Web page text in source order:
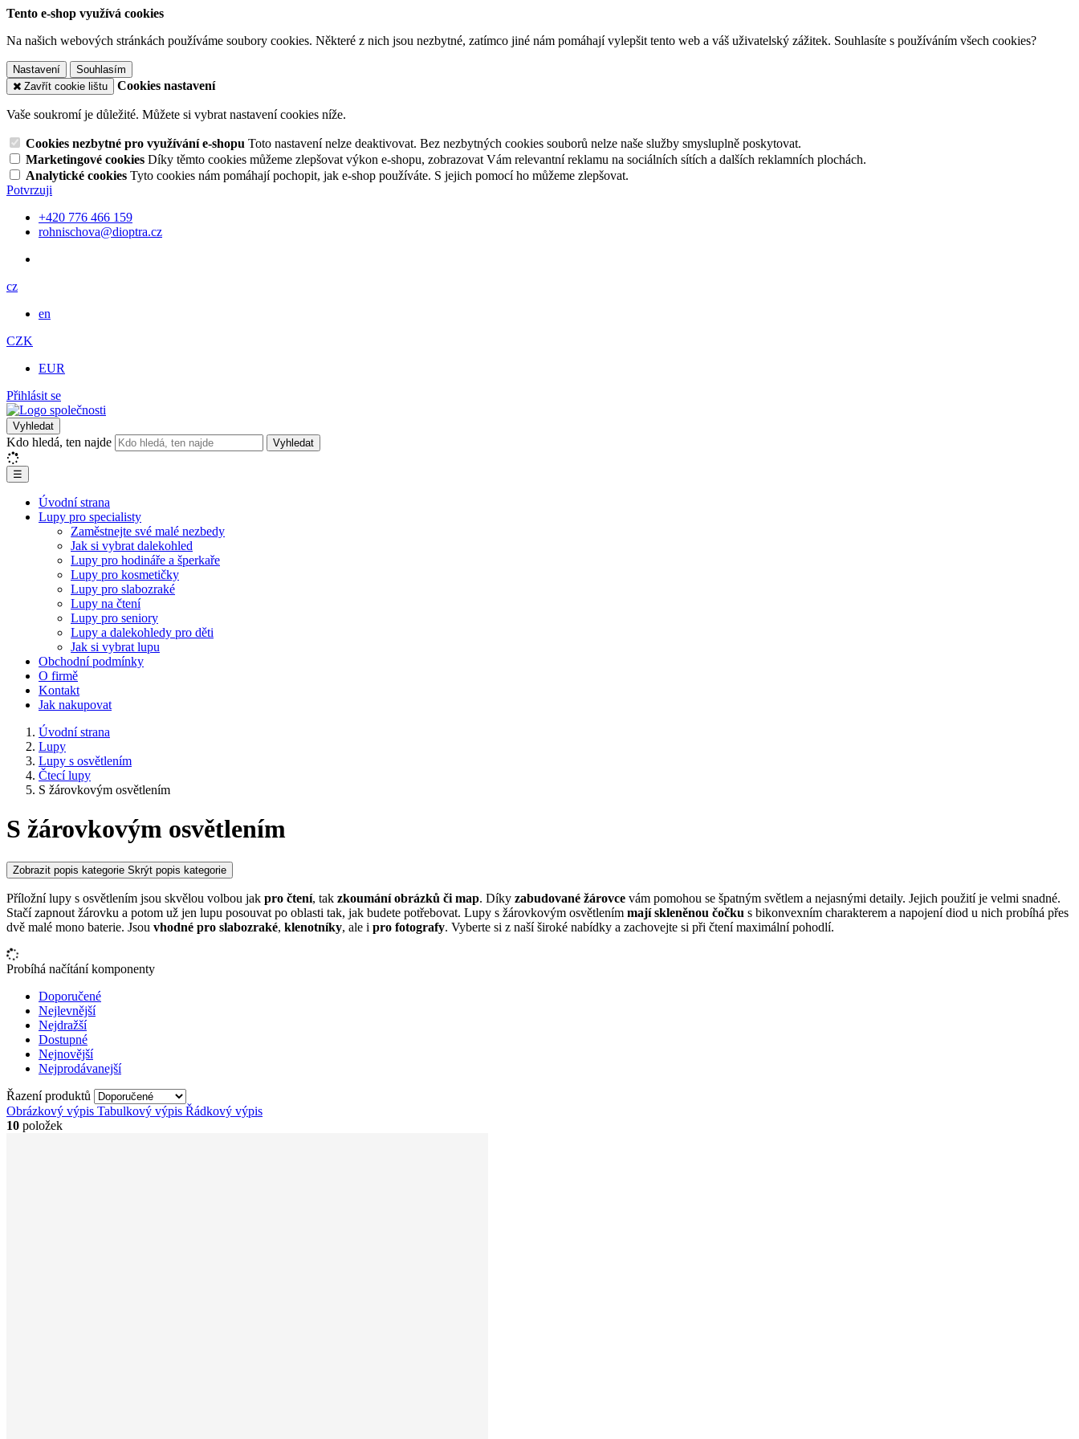
Tento e-shop využívá cookies
Na našich webových stránkách používáme soubory cookies. Některé z nich jsou nezbytné, zatímco jiné nám pomáhají vylepšit tento web a váš uživatelský zážitek. Souhlasíte s používáním všech cookies?
Nastavení
Souhlasím
Zavřít cookie lištu
Cookies nastavení
Vaše soukromí je důležité. Můžete si vybrat nastavení cookies níže.
Cookies nezbytné pro využívání e-shopu Toto nastavení nelze deaktivovat. Bez nezbytných cookies souborů nelze naše služby smysluplně poskytovat.
Marketingové cookies Díky těmto cookies můžeme zlepšovat výkon e-shopu, zobrazovat Vám relevantní reklamu na sociálních sítích a dalších reklamních plochách.
Analytické cookies Tyto cookies nám pomáhají pochopit, jak e-shop používáte. S jejich pomocí ho můžeme zlepšovat.
Potvrzuji
+420 776 466 159
rohnischova@dioptra.cz
cz
en
CZK
EUR
Přihlásit se
Vyhledat
Kdo hledá, ten najde Vyhledat
☰
Úvodní strana
Lupy pro specialisty
Zaměstnejte své malé nezbedy
Jak si vybrat dalekohled
Lupy pro hodináře a šperkaře
Lupy pro kosmetičky
Lupy pro slabozraké
Lupy na čtení
Lupy pro seniory
Lupy a dalekohledy pro děti
Jak si vybrat lupu
Obchodní podmínky
O firmě
Kontakt
Jak nakupovat
Úvodní strana
Lupy
Lupy s osvětlením
Čtecí lupy
S žárovkovým osvětlením
S žárovkovým osvětlením
Zobrazit popis kategorie Skrýt popis kategorie
Příložní lupy s osvětlením jsou skvělou volbou jak pro čtení, tak zkoumání obrázků či map. Díky zabudované žárovce vám pomohou se špatným světlem a nejasnými detaily. Jejich použití je velmi snadné.
Stačí zapnout žárovku a potom už jen lupu posouvat po oblasti tak, jak budete potřebovat. Lupy s žárovkovým osvětlením mají skleněnou čočku s bikonvexním charakterem a napojení diod u nich probíhá přes
dvě malé mono baterie. Jsou vhodné pro slabozraké, klenotníky, ale i pro fotografy. Vyberte si z naší široké nabídky a zachovejte si při čtení maximální pohodlí.
Probíhá načítání komponenty
Doporučené
Nejlevnější
Nejdražší
Dostupné
Nejnovější
Nejprodávanejší
Řazení produktů
Obrázkový výpis Tabulkový výpis Řádkový výpis
10 položek